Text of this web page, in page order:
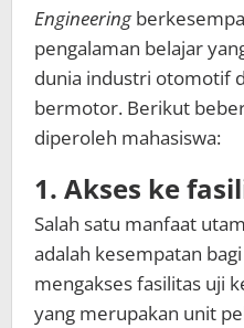
Engineering
pengalaman belajar
dunia industri otomotif
bermotor. Berikut
diperoleh mahasiswa:
1. Akses ke
Salah satu manfaat
adalah kesempatan
mengakses fasilitas uji
yang merupakan unit